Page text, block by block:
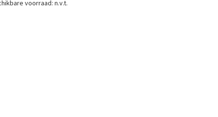
voorraad: n.v.t.